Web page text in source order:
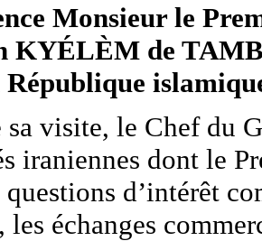
Monsieur le
KYÉLÈM de
République
sa visite, le Chef du
iraniennes dont le
d’intérêt
les échanges